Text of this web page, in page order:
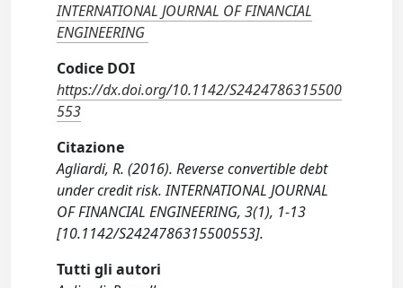
INTERNATIONAL JOURNAL OF FINANCIAL
ENGINEERING
Codice DOI
https://dx.doi.org/10.1142/S2424786315500
553
Citazione
Agliardi, R. (2016). Reverse convertible debt
under credit risk. INTERNATIONAL JOURNAL
OF FINANCIAL ENGINEERING, 3(1), 1-13
[10.1142/S2424786315500553].
Tutti gli autori